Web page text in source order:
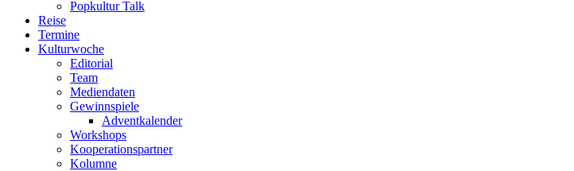
Popkultur Talk
Reise
Termine
Kulturwoche
Editorial
Team
Mediendaten
Gewinnspiele
Adventkalender
Workshops
Kooperationspartner
Kolumne